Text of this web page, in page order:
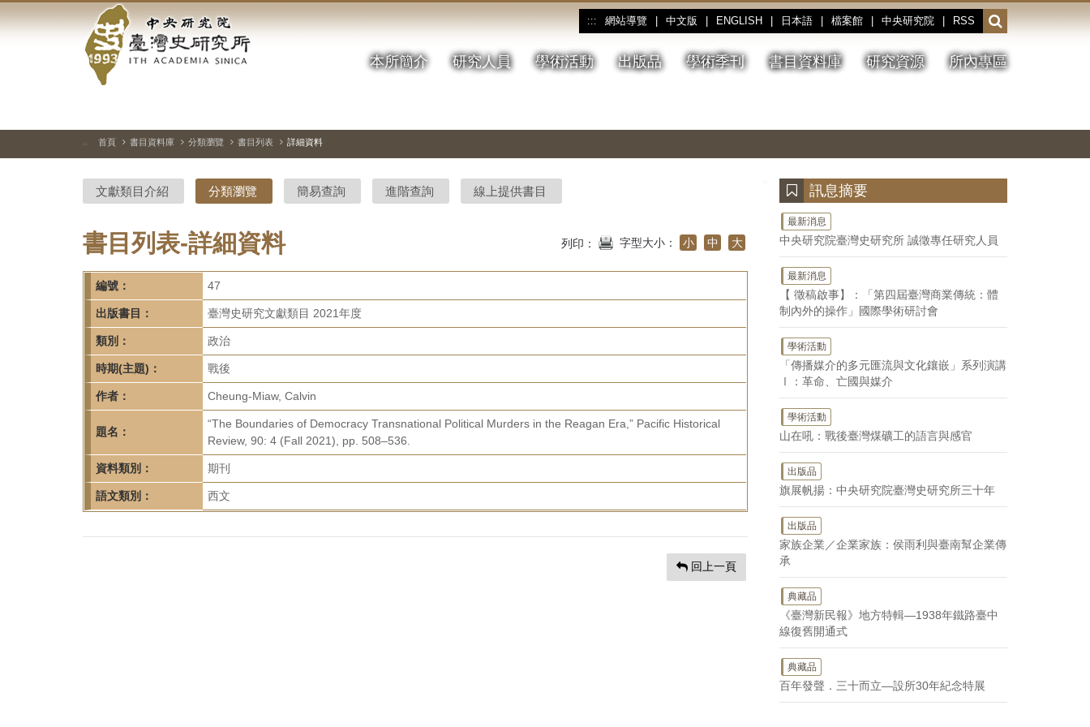
到
中
央
研
院-
臺
灣
史
研
究
所-
首
頁
::: 網站導覽 中文版 ENGLISH 日本語 檔案館 中央研究院 RSS
開
啟
或
收
本所簡介 研究人員 學術活動 出版品 學術季刊 書目資料庫 研究資源 所內專區
停、
圖
圖
結
::: 首頁 書目資料庫 分類瀏覽 書目列表 詳細資料
文獻類目介紹 分類瀏覽 簡易查詢 進階查詢 線上提供書目
書目列表-詳細資料 列印： 字型大小： 小 中 大
編號： 47
出版書目： 臺灣史研究文獻類目 2021年度
類別： 政治
時期(主題)： 戰後
作者： Cheung-Miaw, Calvin
題名：
“The Boundaries of Democracy Transnational Political Murders in the Reagan Era,” Pacific Historical
Review, 90: 4 (Fall 2021), pp. 508–536.
資料類別： 期刊
語文類別： 西文
回上一頁
訊息摘要
最新消息
中央研究院臺灣史研究所 誠徵專任研究人員
最新消息
【 徵稿啟事】：「第四屆臺灣商業傳統：體
制內外的操作」國際學術研討會
學術活動
「傳播媒介的多元匯流與文化鑲嵌」系列演講
Ⅰ：革命、亡國與媒介
學術活動
山在吼：戰後臺灣煤礦工的語言與感官
出版品
旗展帆揚：中央研究院臺灣史研究所三十年
出版品
家族企業／企業家族：侯雨利與臺南幫企業傳
承
典藏品
《臺灣新民報》地方特輯—1938年鐵路臺中
線復舊開通式
典藏品
百年發聲．三十而立—設所30年紀念特展